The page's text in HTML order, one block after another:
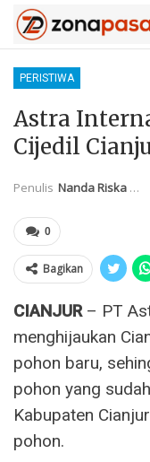
PERISTIWA
Astra
Cijedil
Penulis Nanda Riska Mahendra
0
Bagikan
CIANJUR – PT
menghijaukan
pohon baru,
pohon yang
Kabupaten
pohon.